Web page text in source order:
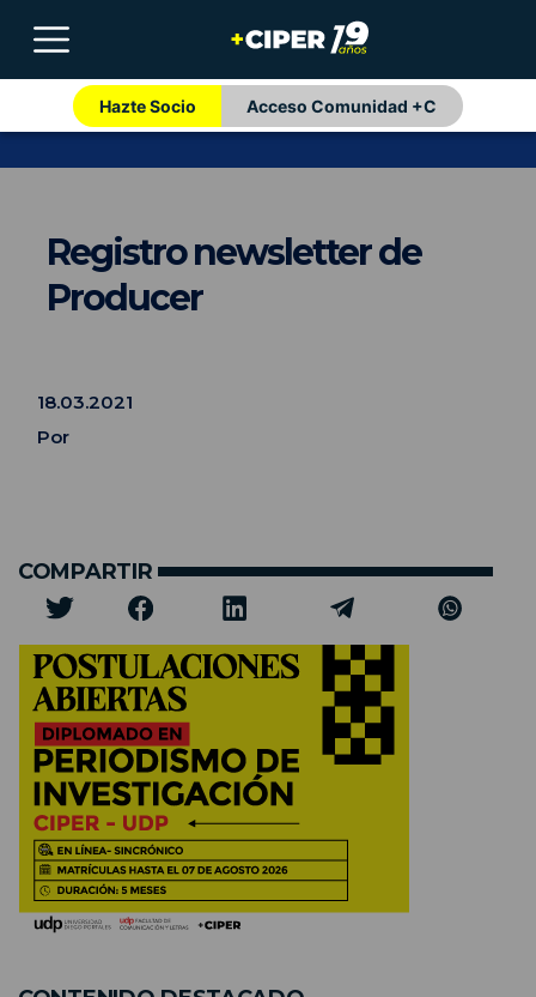
Hazte Socio Acceso Comunidad +C
Registro newsletter de
Producer
18.03.2021
Por
COMPARTIR